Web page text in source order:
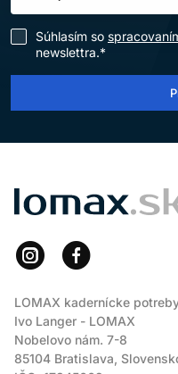
Súhlasím so
newslettra.*
LOMAX
LOMAX kadernícke
Ivo Langer - LOMAX
Nobelovo nám. 7-8
85104 Bratislava,